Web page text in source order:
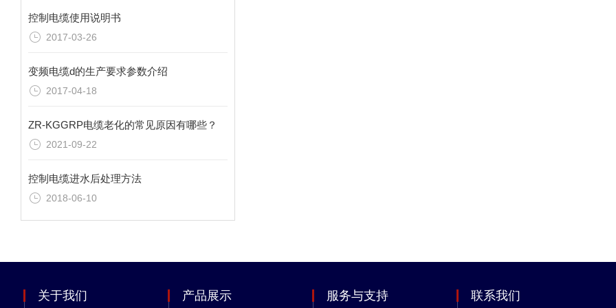
控制电缆使用说明书
2017-03-26
变频电缆d的生产要求参数介绍
2017-04-18
ZR-KGGRP电缆老化的常见原因有哪些？
2021-09-22
控制电缆进水后处理方法
2018-06-10
关于我们 产品展示 服务与支持 联系我们